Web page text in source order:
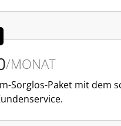
/MONAT
Sorglos-Paket mit dem